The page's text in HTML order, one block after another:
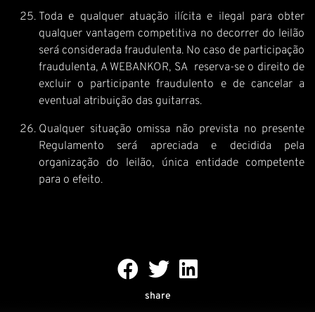
Toda e qualquer atuação ilícita e ilegal para obter
qualquer vantagem competitiva no decorrer do leilão
será considerada fraudulenta. No caso de participação
fraudulenta, A WEBANKOR, SA reserva-se o direito de
excluir o participante fraudulento e de cancelar a
eventual atribuição das guitarras.
Qualquer situação omissa não prevista no presente
Regulamento será apreciada e decidida pela
organização do leilão, única entidade competente
para o efeito.
share